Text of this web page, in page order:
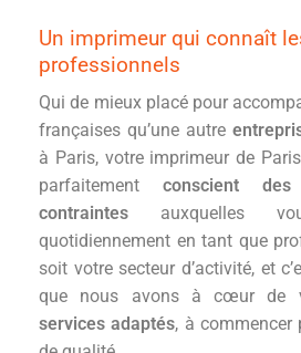
Un imprimeur qui connaît
professionnels
Qui de mieux placé pour
françaises qu’une autre
à Paris, votre imprimeur de
parfaitement conscient
contraintes auxquelles
quotidiennement en tant que
soit votre secteur d’activité, et
que nous avons à cœur de
services adaptés, à commencer